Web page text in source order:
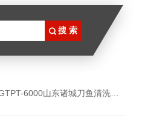
6000山东诸城刀鱼清洗机成套设备